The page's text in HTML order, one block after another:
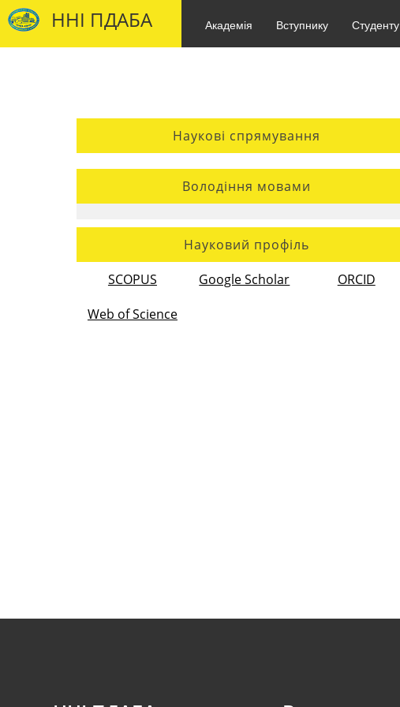
ННІ ПДАБА Академія Вступнику Студенту
Наукові спрямування
Володіння мовами
Науковий профіль
SCOPUS
Google Scholar
ORCID
Web of Science